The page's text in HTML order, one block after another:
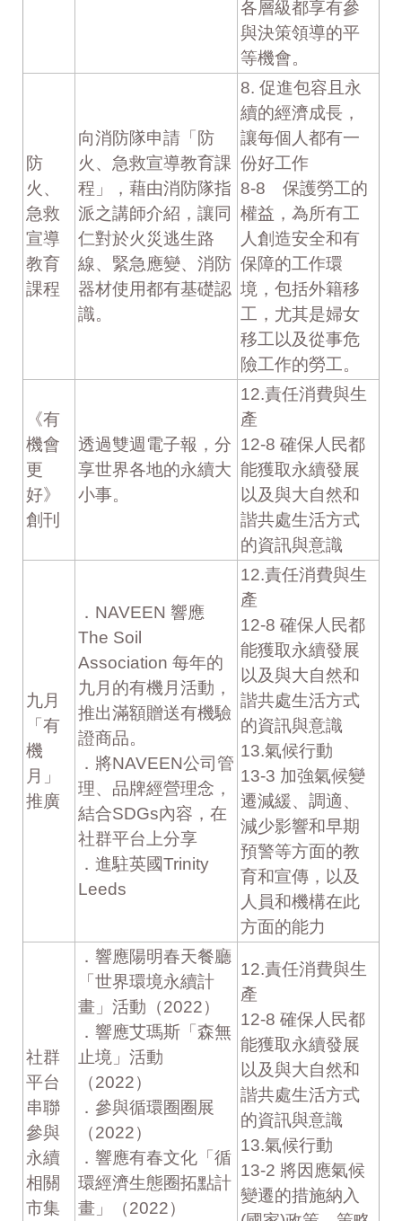
各層級都享有參
與決策領導的平
等機會。
防
火、
急救
宣導
教育
課程
向消防隊申請「防
火、急救宣導教育課
程」，藉由消防隊指
派之講師介紹，讓同
仁對於火災逃生路
線、緊急應變、消防
器材使用都有基礎認
識。
8. 促進包容且永
續的經濟成長，
讓每個人都有一
份好工作
8-8 保護勞工的
權益，為所有工
人創造安全和有
保障的工作環
境，包括外籍移
工，尤其是婦女
移工以及從事危
險工作的勞工。
《有
機會
更
好》
創刊
透過雙週電子報，分
享世界各地的永續大
小事。
12.責任消費與生
產
12-8 確保人民都
能獲取永續發展
以及與大自然和
諧共處生活方式
的資訊與意識
九月
「有
機
月」
推廣
．NAVEEN 響應
The Soil
Association 每年的
九月的有機月活動，
推出滿額贈送有機驗
證商品。
．將NAVEEN公司管
理、品牌經營理念，
結合SDGs內容，在
社群平台上分享
．進駐英國Trinity
Leeds
12.責任消費與生
產
12-8 確保人民都
能獲取永續發展
以及與大自然和
諧共處生活方式
的資訊與意識
13.氣候行動
13-3 加強氣候變
遷減緩、調適、
減少影響和早期
預警等方面的教
育和宣傳，以及
人員和機構在此
方面的能力
社群
平台
串聯
參與
永續
相關
市集
．響應陽明春天餐廳
「世界環境永續計
畫」活動（2022）
．響應艾瑪斯「森無
止境」活動
（2022）
．參與循環圈圈展
（2022）
．響應有春文化「循
環經濟生態圈拓點計
畫」（2022）
12.責任消費與生
產
12-8 確保人民都
能獲取永續發展
以及與大自然和
諧共處生活方式
的資訊與意識
13.氣候行動
13-2 將因應氣候
變遷的措施納入